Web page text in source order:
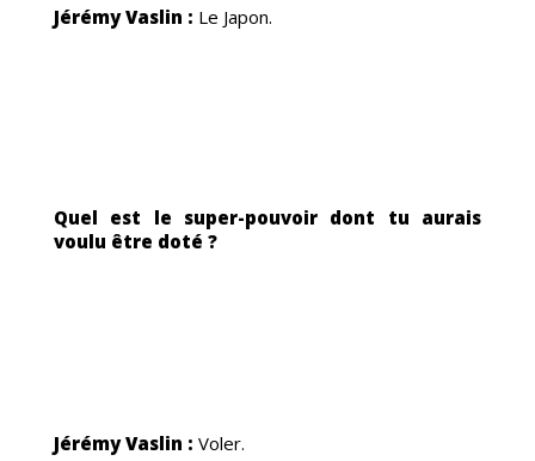
Jérémy Vaslin : Le Japon.
Quel est le super-pouvoir dont tu aurais
voulu être doté ?
Jérémy Vaslin : Voler.